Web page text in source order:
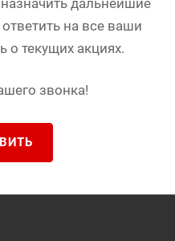
на все ваши
о текущих акциях.
звонка!